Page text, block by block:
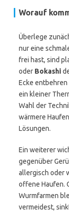
Worauf
Überlege
nur eine
frei hast, sind
oder Bokashi
Ecke
ein kleiner
Wahl der
wärmere
Lösungen.
Ein weiterer
gegenüber
allergisch oder
offene Haufen.
Wurmfarmen
vermeidest,